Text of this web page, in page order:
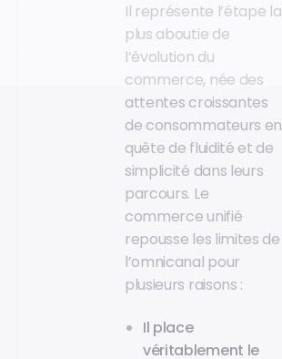
Il représente l’étape la
plus aboutie de
l’évolution du
commerce, née des
attentes croissantes
de consommateurs en
quête de fluidité et de
simplicité dans leurs
parcours. Le
commerce unifié
repousse les limites de
l’omnicanal pour
plusieurs raisons :
Il place
véritablement le